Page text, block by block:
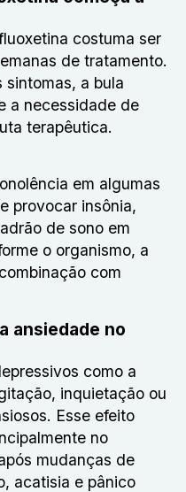
costuma ser
de tratamento.
sintomas, a bula
a necessidade de
terapêutica.
em algumas
provocar insônia,
de sono em
o organismo, a
com
ansiedade no
como a
inquietação ou
Esse efeito
no
mudanças de
acatisia e pânico